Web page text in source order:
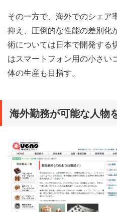
その一方で、海外でのシェア
抑え、圧倒的な性能の差別化
術については日本で開発する
はスマートフォン用の小さい
体の生産も目指す。
海外勤務が可能な人物